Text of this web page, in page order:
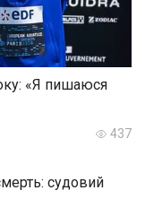
«Я пишаюся
437
судовий